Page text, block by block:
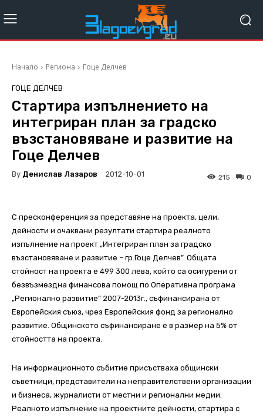
Начало Региона Гоце Делчев
ГОЦЕ ДЕЛЧЕВ
Стартира изпълнението на
интегриран план за градско
възстановяване и развитие на
Гоце Делчев
By Денислав Лазаров 2012-10-01 0
215
С пресконференция за представяне на проекта, цели,
дейности и очаквани резултати стартира реалното
изпълнение на проект „Интегриран план за градско
възстановяване и развитие – гр.Гоце Делчев”. Общата
стойност на проекта е 499 300 лева, който са осигурени от
безвъзмездна финансова помощ по Оперативна програма
„Регионално развитие” 2007-2013г., съфинансирана от
Европейския съюз, чрез Европейския фонд за регионално
развитие. Общинското съфинансиране е в размер на 5% от
стойността на проекта.
На информационното събитие присъстваха общински
съветници, представители на неправителствени организации
и бизнеса, журналисти от местни и регионални медии.
Реалното изпълнение на проектните дейности, стартира с